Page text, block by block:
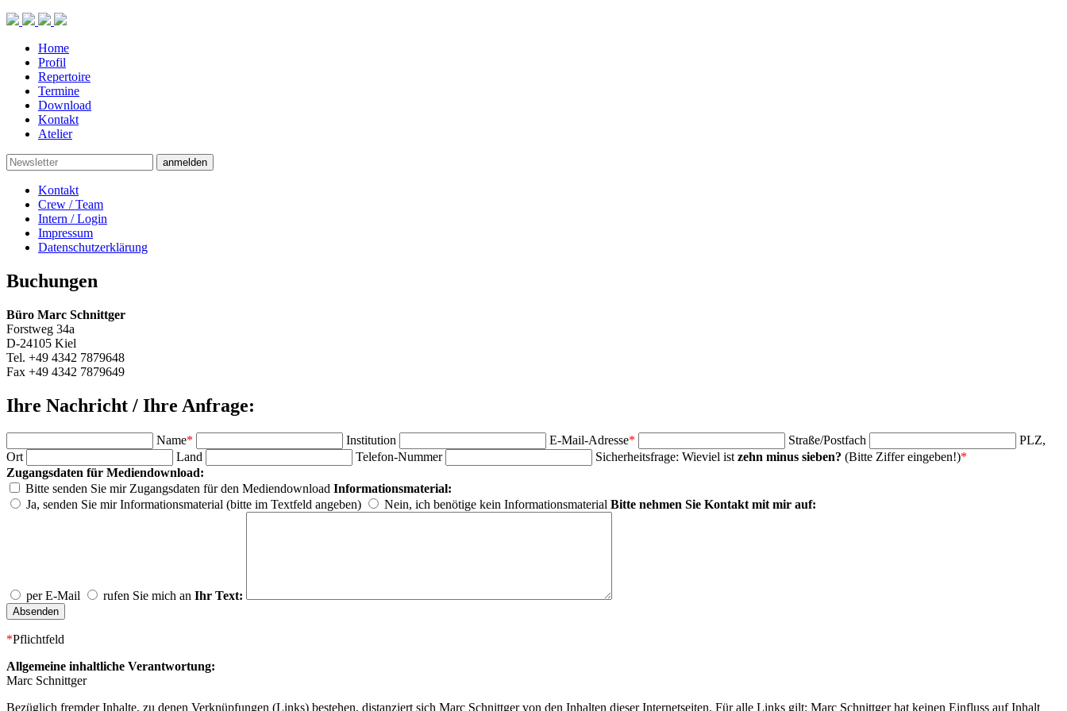
Home
Profil
Repertoire
Termine
Download
Kontakt
Atelier
anmelden
Kontakt
Crew / Team
Intern / Login
Impressum
Datenschutzerklärung
Buchungen
Büro Marc Schnittger
Forstweg 34a
D-24105 Kiel
Tel. +49 4342 7879648
Fax +49 4342 7879649
Ihre Nachricht / Ihre Anfrage:
Name* Institution E-Mail-Adresse* Straße/Postfach
PLZ,
Ort
Land Telefon-Nummer Sicherheitsfrage: Wieviel ist zehn minus sieben? (Bitte Ziffer eingeben!)*
Zugangsdaten für Mediendownload:
Bitte senden Sie mir Zugangsdaten für den Mediendownload Informationsmaterial:
Ja, senden Sie mir Informationsmaterial (bitte im Textfeld angeben)
Nein, ich benötige kein Informationsmaterial Bitte nehmen Sie Kontakt mit mir auf:
per E-Mail rufen Sie mich an Ihr Text:
*Pflichtfeld
Allgemeine inhaltliche Verantwortung:
Marc Schnittger
Bezüglich fremder Inhalte, zu denen Verknüpfungen (Links) bestehen, distanziert sich Marc Schnittger von den Inhalten dieser Internetseiten. Für alle Links gilt: Marc Schnittger hat keinen Einfluss auf Inhalt